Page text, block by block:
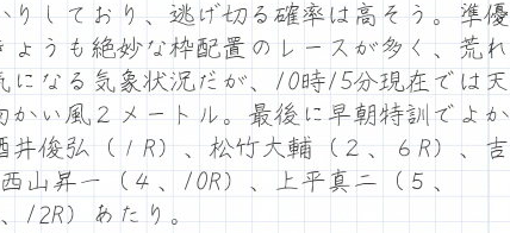
りしており、逃げ切る確率は高そう。準優
ょうも絶妙な枠配置のレースが多く、荒れ
になる気象状況だが、10時15分現在では天
かい風２メートル。最後に早朝特訓でよか
井俊弘（１R）、松竹大輔（２、６R）、吉
山昇一（４、10R）、上平真二（５、
12R）あたり。